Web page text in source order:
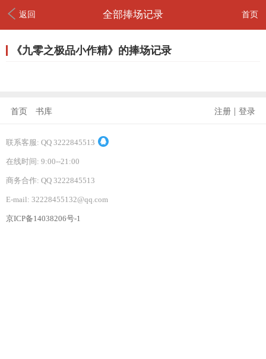
返回 全部捧场记录 首页
《九零之极品小作精》的捧场记录
首页 书库 注册 | 登录
联系客服: QQ 3222845513
在线时间: 9:00--21:00
商务合作: QQ 3222845513
E-mail: 32228455132@qq.com
京ICP备14038206号-1